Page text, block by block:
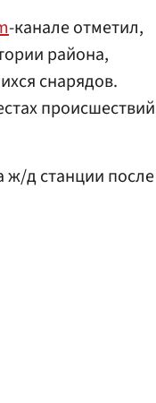
-канале отметил,
района,
снарядов.
происшествий
ж/д станции после